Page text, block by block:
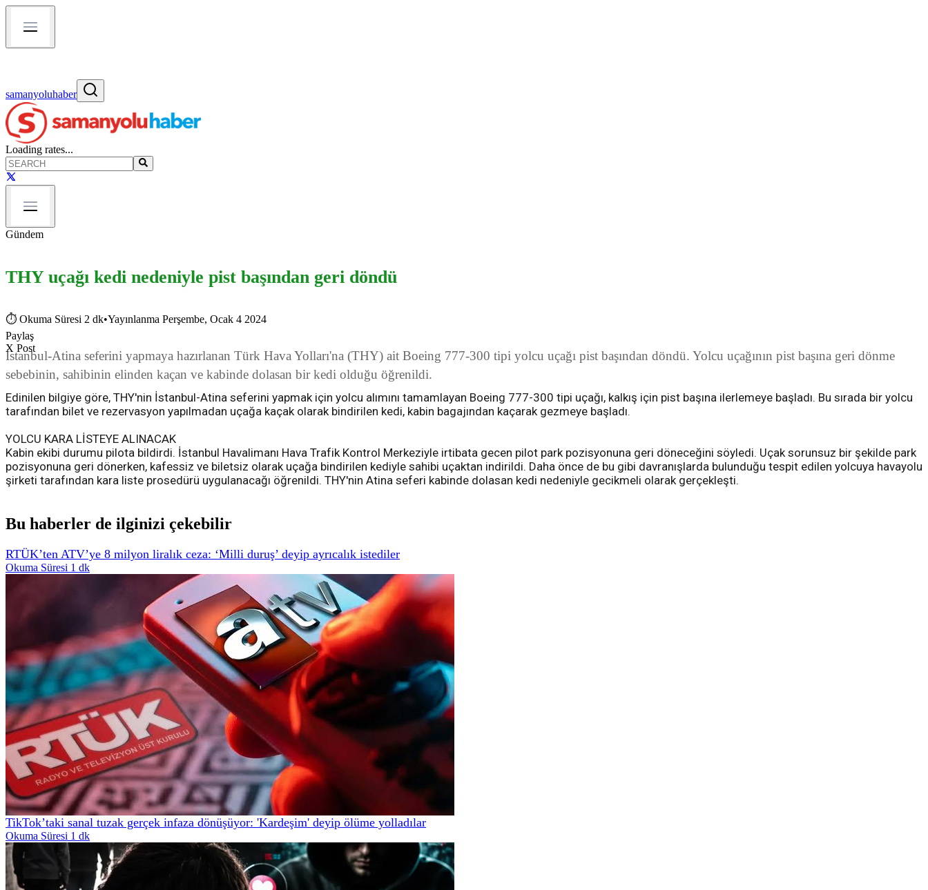
samanyoluhaber
Loading rates...
Gündem
THY uçağı kedi nedeniyle pist başından geri döndü
⏱ Okuma Süresi 2 dk•Yayınlanma Perşembe, Ocak 4 2024
Paylaş
X Post
İstanbul-Atina seferini yapmaya hazırlanan Türk Hava Yolları'na (THY) ait Boeing 777-300 tipi yolcu uçağı pist başından döndü. Yolcu uçağının pist başına geri dönme
sebebinin, sahibinin elinden kaçan ve kabinde dolasan bir kedi olduğu öğrenildi.
Edinilen bilgiye göre, THY'nin İstanbul-Atina seferini yapmak için yolcu alımını tamamlayan Boeing 777-300 tipi uçağı, kalkış için pist başına ilerlemeye başladı. Bu sırada bir yolcu
tarafından bilet ve rezervasyon yapılmadan uçağa kaçak olarak bindirilen kedi, kabin bagajından kaçarak gezmeye başladı.
YOLCU KARA LİSTEYE ALINACAK
Kabin ekibi durumu pilota bildirdi. İstanbul Havalimanı Hava Trafik Kontrol Merkeziyle irtibata gecen pilot park pozisyonuna geri döneceğini söyledi. Uçak sorunsuz bir şekilde park
pozisyonuna geri dönerken, kafessiz ve biletsiz olarak uçağa bindirilen kediyle sahibi uçaktan indirildi. Daha önce de bu gibi davranışlarda bulunduğu tespit edilen yolcuya havayolu
şirketi tarafından kara liste prosedürü uygulanacağı öğrenildi. THY'nin Atina seferi kabinde dolasan kedi nedeniyle gecikmeli olarak gerçekleşti.
Bu haberler de ilginizi çekebilir
RTÜK’ten ATV’ye 8 milyon liralık ceza: ‘Milli duruş’ deyip ayrıcalık istediler
Okuma Süresi 1 dk
TikTok’taki sanal tuzak gerçek infaza dönüşüyor: 'Kardeşim' deyip ölüme yolladılar
Okuma Süresi 1 dk